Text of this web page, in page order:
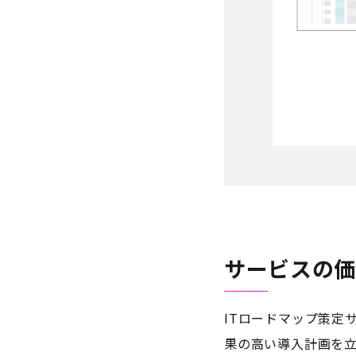
サービスの
ITロードマップ策定
果の高い導入計画を